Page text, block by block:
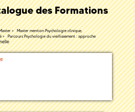
des Formations
Master mention Psychologie clinique,
Parcours Psychologie du vieillissement : approche